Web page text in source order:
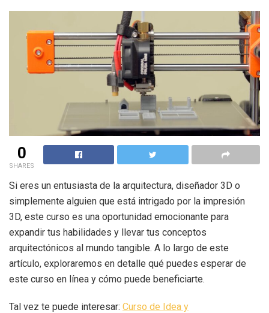
0
SHARES
Si eres un entusiasta de la arquitectura, diseñador 3D o
simplemente alguien que está intrigado por la impresión
3D, este curso es una oportunidad emocionante para
expandir tus habilidades y llevar tus conceptos
arquitectónicos al mundo tangible. A lo largo de este
artículo, exploraremos en detalle qué puedes esperar de
este curso en línea y cómo puede beneficiarte.
Tal vez te puede interesar: Curso de Idea y